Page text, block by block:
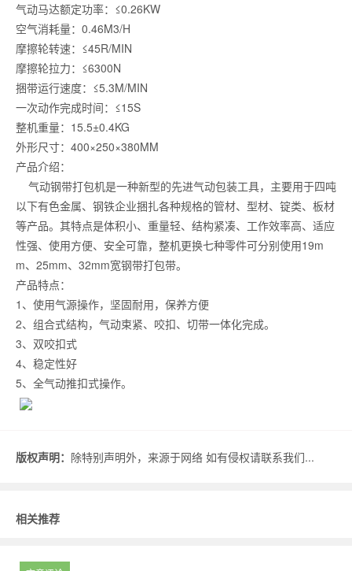
气动马达额定功率：≤0.26KW
空气消耗量：0.46M3/H
摩擦轮转速：≤45R/MIN
摩擦轮拉力：≤6300N
捆带运行速度：≤5.3M/MIN
一次动作完成时间：≤15S
整机重量：15.5±0.4KG
外形尺寸：400×250×380MM
产品介绍：
气动钢带打包机是一种新型的先进气动包装工具，主要用于四吨
以下有色金属、钢铁企业捆扎各种规格的管材、型材、锭类、板材
等产品。其特点是体积小、重量轻、结构紧凑、工作效率高、适应
性强、使用方便、安全可靠，整机更换七种零件可分别使用19m
m、25mm、32mm宽钢带打包带。
产品特点：
1、使用气源操作，坚固耐用，保养方便
2、组合式结构，气动束紧、咬扣、切带一体化完成。
3、双咬扣式
4、稳定性好
5、全气动推扣式操作。
版权声明： 除特别声明外，来源于网络 如有侵权请联系我们...
相关推荐